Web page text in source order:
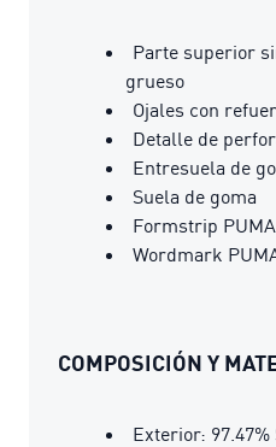
Parte superior
grueso
Ojales con
Detalle de
Entresuela de
Suela de goma
Formstrip
Wordmark
COMPOSICIÓN Y
Exterior: 97.47%